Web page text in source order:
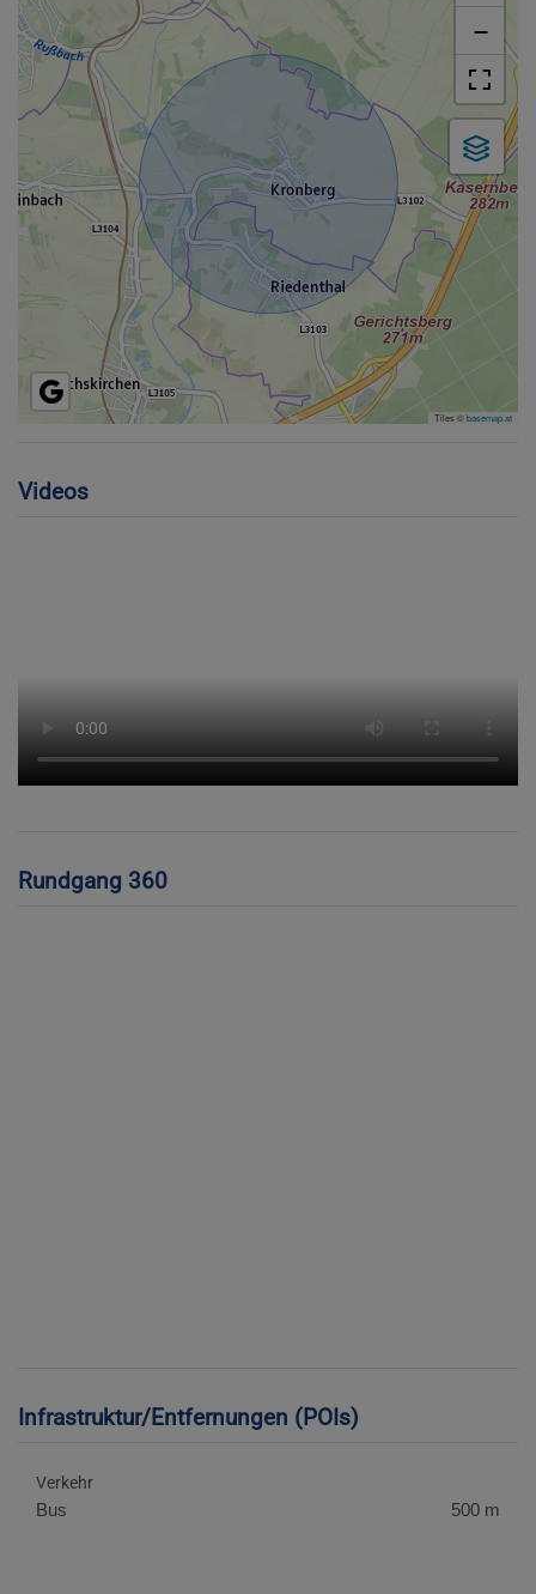
−
Tiles ©basemap.at
Videos
Rundgang 360
Infrastruktur/Entfernungen (POIs)
Verkehr
Bus 500 m